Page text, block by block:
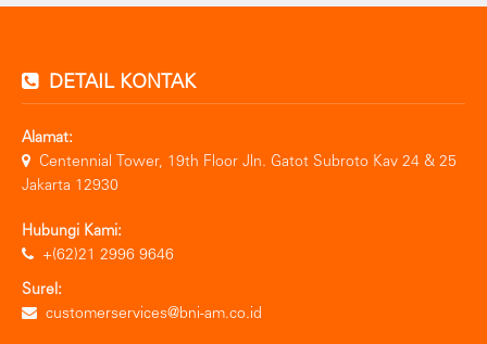
DETAIL KONTAK
Alamat:
Centennial Tower, 19th Floor Jln. Gatot Subroto Kav 24 & 25
Jakarta 12930
Hubungi Kami:
+(62)21 2996 9646
Surel:
customerservices@bni-am.co.id